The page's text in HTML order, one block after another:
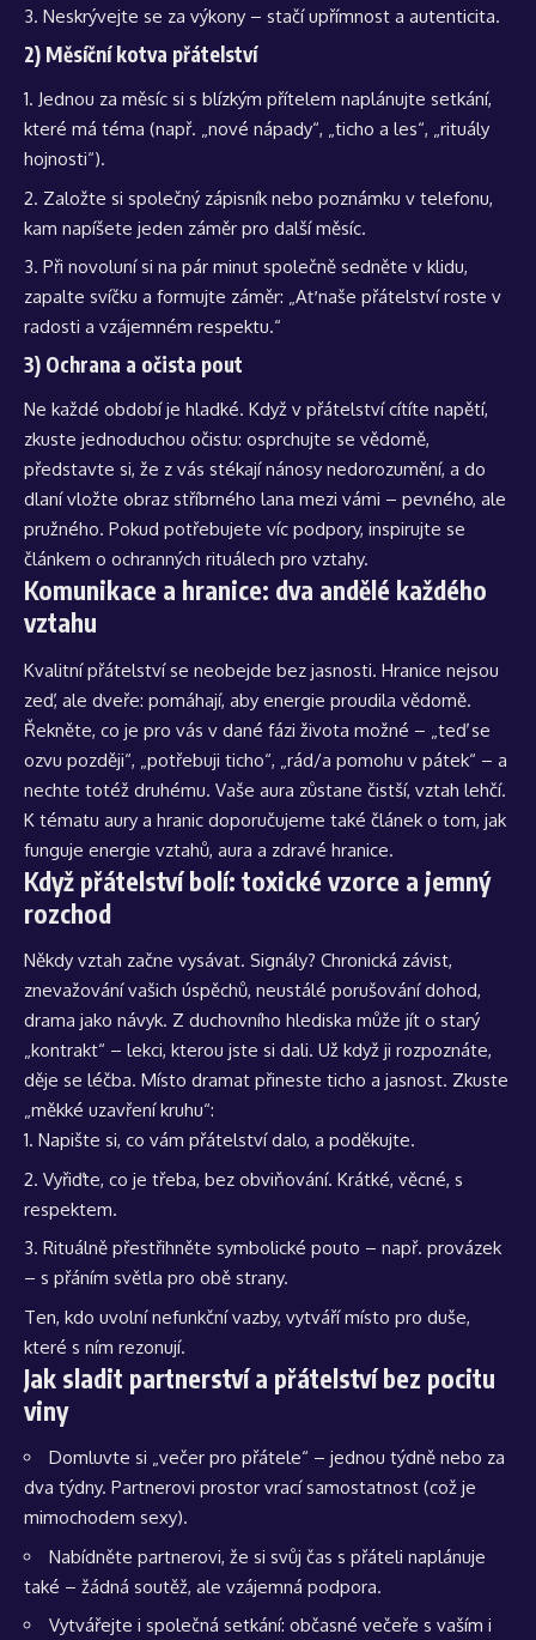
Neskrývejte se za výkony – stačí upřímnost a autenticita.
2) Měsíční kotva přátelství
Jednou za měsíc si s blízkým přítelem naplánujte setkání,
které má téma (např. „nové nápady“, „ticho a les“, „rituály
hojnosti“).
Založte si společný zápisník nebo poznámku v telefonu,
kam napíšete jeden záměr pro další měsíc.
Při novoluní si na pár minut společně sedněte v klidu,
zapalte svíčku a formujte záměr: „Ať naše přátelství roste v
radosti a vzájemném respektu.“
3) Ochrana a očista pout
Ne každé období je hladké. Když v přátelství cítíte napětí,
zkuste jednoduchou očistu: osprchujte se vědomě,
představte si, že z vás stékají nánosy nedorozumění, a do
dlaní vložte obraz stříbrného lana mezi vámi – pevného, ale
pružného. Pokud potřebujete víc podpory, inspirujte se
článkem o ochranných rituálech pro vztahy.
Komunikace a hranice: dva andělé každého
vztahu
Kvalitní přátelství se neobejde bez jasnosti. Hranice nejsou
zeď, ale dveře: pomáhají, aby energie proudila vědomě.
Řekněte, co je pro vás v dané fázi života možné – „teď se
ozvu později“, „potřebuji ticho“, „rád/a pomohu v pátek“ – a
nechte totéž druhému. Vaše aura zůstane čistší, vztah lehčí.
K tématu aury a hranic doporučujeme také článek o tom, jak
funguje energie vztahů, aura a zdravé hranice.
Když přátelství bolí: toxické vzorce a jemný
rozchod
Někdy vztah začne vysávat. Signály? Chronická závist,
znevažování vašich úspěchů, neustálé porušování dohod,
drama jako návyk. Z duchovního hlediska může jít o starý
„kontrakt“ – lekci, kterou jste si dali. Už když ji rozpoznáte,
děje se léčba. Místo dramat přineste ticho a jasnost. Zkuste
„měkké uzavření kruhu“:
Napište si, co vám přátelství dalo, a poděkujte.
Vyřiďte, co je třeba, bez obviňování. Krátké, věcné, s
respektem.
Rituálně přestřihněte symbolické pouto – např. provázek
– s přáním světla pro obě strany.
Ten, kdo uvolní nefunkční vazby, vytváří místo pro duše,
které s ním rezonují.
Jak sladit partnerství a přátelství bez pocitu
viny
Domluvte si „večer pro přátele“ – jednou týdně nebo za
dva týdny. Partnerovi prostor vrací samostatnost (což je
mimochodem sexy).
Nabídněte partnerovi, že si svůj čas s přáteli naplánuje
také – žádná soutěž, ale vzájemná podpora.
Vytvářejte i společná setkání: občasné večeře s vaším i